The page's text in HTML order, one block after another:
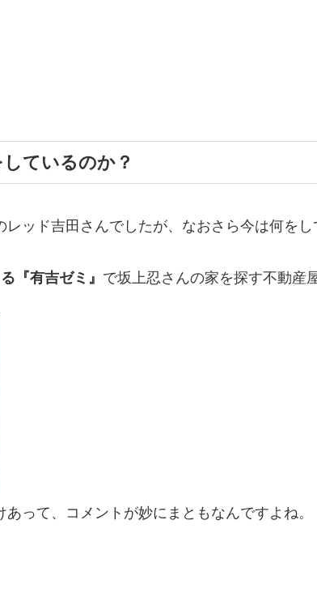
ているのか？
ッド吉田さんでしたが、なおさら今は何をし
『有吉ゼミ』 で坂上忍さんの家を探す不動産
あって、コメントが妙にまともなんですよね。